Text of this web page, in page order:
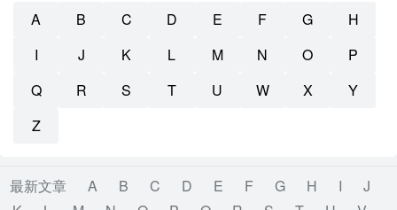
A B C D E F G
H
I
J K L M N O
P
Q
R S T U W X
Y
Z
最新文章 A B C D E F G H I
J